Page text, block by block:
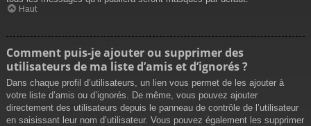
Haut
Comment puis-je ajouter ou supprimer des
utilisateurs de ma liste d’amis et d’ignorés ?
Dans chaque profil d’utilisateurs, un lien vous permet de les ajouter à
votre liste d’amis ou d’ignorés. De même, vous pouvez ajouter
directement des utilisateurs depuis le panneau de contrôle de l’utilisateur
en saisissant leur nom d’utilisateur. Vous pouvez également les supprimer